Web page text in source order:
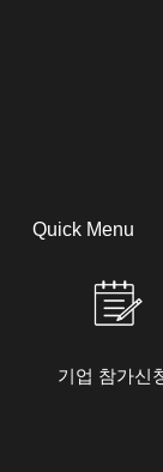
Quick Menu
기업 참가신